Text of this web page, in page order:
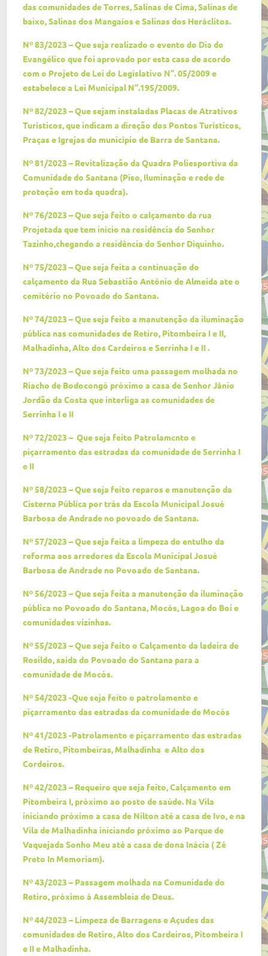
das comunidades de Torres, Salinas de Cima, Salinas de
baixo, Salinas dos Mangaíos e Salinas dos Heráclitos.
Nº 83/2023 – Que seja realizado o evento do Dia do
Evangélico que foi aprovado por esta casa de acordo
com o Projeto de Lei do Legislativo N”. 05/2009 e
estabelece a Lei Municipal N”.195/2009.
Nº 82/2023 – Que sejam instaladas Placas de Atrativos
Turísticos, que indicam a direção dos Pontos Turísticos,
Praças e Igrejas do município de Barra de Santana.
Nº 81/2023 – Revitalização da Quadra Poliesportiva da
Comunidade do Santana (Piso, Iluminação e rede de
proteção em toda quadra).
Nº 76/2023 – Que seja feito o calçamento da rua
Projetada que tem início na residência do Senhor
Tazinho,chegando a residência do Senhor Diquinho.
Nº 75/2023 – Que seja feita a continuação do
calçamento da Rua Sebastião Antônio de Almeida ate o
cemitério no Povoado do Santana.
Nº 74/2023 – Que seja feito a manutenção da iluminação
pública nas comunidades de Retiro, Pitombeira I e II,
Malhadinha, Alto dos Cardeiros e Serrinha I e II .
Nº 73/2023 – Que seja feito uma passagem molhada no
Riacho de Bodocongó próximo a casa de Senhor Jânio
Jordão da Costa que interliga as comunidades de
Serrinha I e II
Nº 72/2023 – Que seja feito Patrolamcnto e
piçarramento das estradas da comunidade de Serrinha I
e II
Nº 58/2023 – Que seja feito reparos e manutenção da
Cisterna Pública por trás da Escola Municipal Josué
Barbosa de Andrade no povoado de Santana.
Nº 57/2023 – Que seja feita a limpeza do entulho da
reforma aos arredores da Escola Municipal Josué
Barbosa de Andrade no Povoado de Santana.
Nº 56/2023 – Que seja feita a manutenção da iluminação
pública no Povoado do Santana, Mocós, Lagoa do Boi e
comunidades vizinhas.
Nº 55/2023 – Que seja feito o Calçamento da ladeira de
Rosildo, saída do Povoado do Santana para a
comunidade de Mocós.
Nº 54/2023 -Que seja feito o patrolamento e
piçarramento das estradas da comunidade de Mocós
Nº 41/2023 -Patrolamento e piçarramento das estradas
de Retiro, Pitombeiras, Malhadinha e Alto dos
Cordeiros.
Nº 42/2023 – Requeiro que seja feito, Calçamento em
Pitombeira I, próximo ao posto de saúde. Na Vila
iniciando próximo a casa de Nilton até a casa de Ivo, e na
Vila de Malhadinha iniciando próximo ao Parque de
Vaquejada Sonho Meu até a casa de dona Inácia ( Zé
Preto In Memoriam).
Nº 43/2023 – Passagem molhada na Comunidade do
Retiro, próximo à Assembleia de Deus.
Nº 44/2023 – Limpeza de Barragens e Açudes das
comunidades de Retiro, Alto dos Cardeiros, Pitombeira I
e II e Malhadinha.